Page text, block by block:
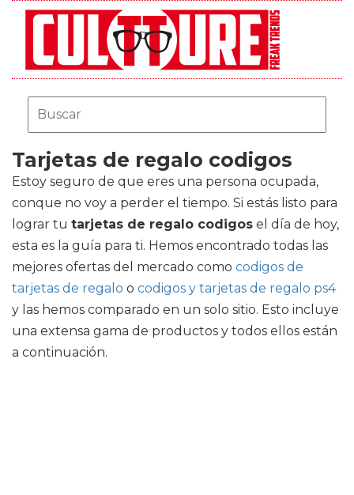
Tarjetas de regalo codigos
Estoy seguro de que eres una persona ocupada,
conque no voy a perder el tiempo. Si estás listo para
lograr tu tarjetas de regalo codigos el día de hoy,
esta es la guía para ti. Hemos encontrado todas las
mejores ofertas del mercado como codigos de
tarjetas de regalo o codigos y tarjetas de regalo ps4
y las hemos comparado en un solo sitio. Esto incluye
una extensa gama de productos y todos ellos están
a continuación.